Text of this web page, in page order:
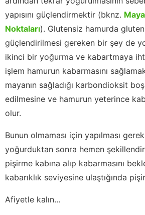
yapısını güçlendirmektir (bknz.
Noktaları). Glutensiz hamurda gluten
güçlendirilmesi gereken bir şey de
ikinci bir yoğurma ve kabartmaya
işlem hamurun kabarmasını
mayanın sağladığı karbondioksit
edilmesine ve hamurun yeterince
olur.
Bunun olmaması için yapılması
yoğurduktan sonra hemen
pişirme kabına alıp kabarmasını
kabarıklık seviyesine ulaştığında
Afiyetle kalın...